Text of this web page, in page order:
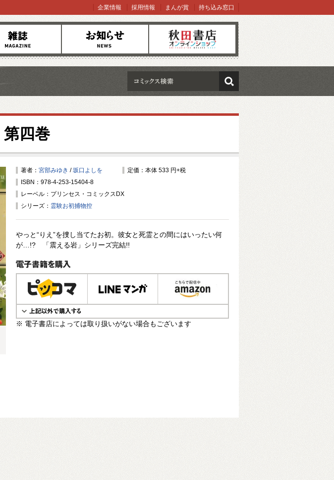
お知らせ オンラインショップ
企業情報 採用情報 まんが賞 持ち込み窓口
検索
第四巻
著者： 宮部みゆき /坂口よしを
定価：本体 533 円+税
ISBN：978-4-253-15404-8
レーベル：プリンセス・コミックスDX
シリーズ： 霊験お初捕物控
やっと“りえ”を捜し当てたお初。彼女と死霊との間にはいったい何
が…!? 「震える岩」シリーズ完結!!
電子書籍で購入
※ 電子書店によっては取り扱いがない場合もございます